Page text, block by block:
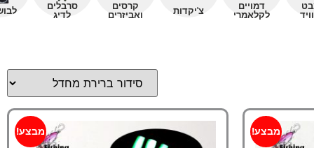
דמויים
לקלאמרי
צ'יקדות
קרסים
ואביזרים
סרבלים
לדיג
מבצע! מבצע!